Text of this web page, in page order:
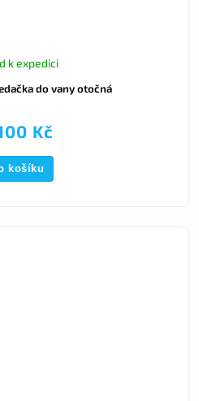
do vany otočná
k expedici
Kč
košíku